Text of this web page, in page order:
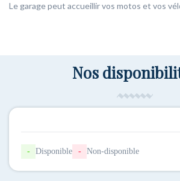
Le garage peut accueillir vos motos et vos
Nos
- Disponible - Non-disponible